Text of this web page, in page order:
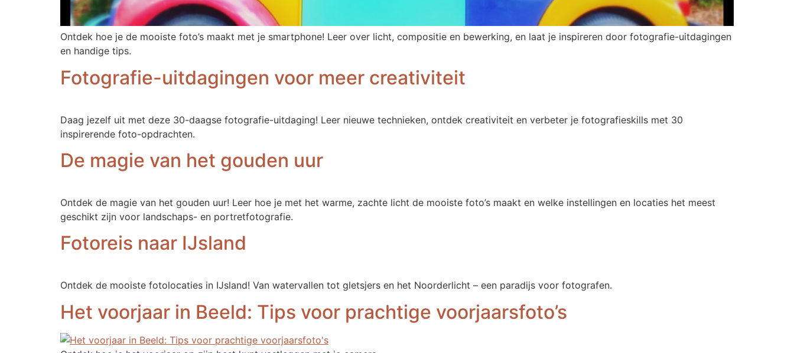
Ontdek hoe je de mooiste foto’s maakt met je smartphone! Leer over licht, compositie en bewerking, en laat je inspireren door fotografie-uitdagingen
en handige tips.
Fotografie-uitdagingen voor meer creativiteit
Daag jezelf uit met deze 30-daagse fotografie-uitdaging! Leer nieuwe technieken, ontdek creativiteit en verbeter je fotografieskills met 30
inspirerende foto-opdrachten.
De magie van het gouden uur
Ontdek de magie van het gouden uur! Leer hoe je met het warme, zachte licht de mooiste foto’s maakt en welke instellingen en locaties het meest
geschikt zijn voor landschaps- en portretfotografie.
Fotoreis naar IJsland
Ontdek de mooiste fotolocaties in IJsland! Van watervallen tot gletsjers en het Noorderlicht – een paradijs voor fotografen.
Het voorjaar in Beeld: Tips voor prachtige voorjaarsfoto’s